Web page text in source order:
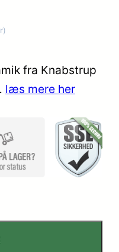
fra Knabstrup
læs mere her